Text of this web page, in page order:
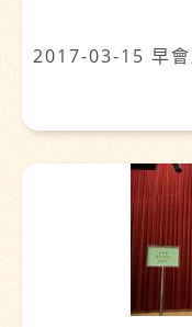
2017-03-15 早